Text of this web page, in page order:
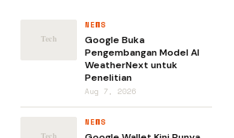
NEWS
Google Buka
Pengembangan Model AI
WeatherNext untuk
Penelitian
Aug 7, 2026
NEWS